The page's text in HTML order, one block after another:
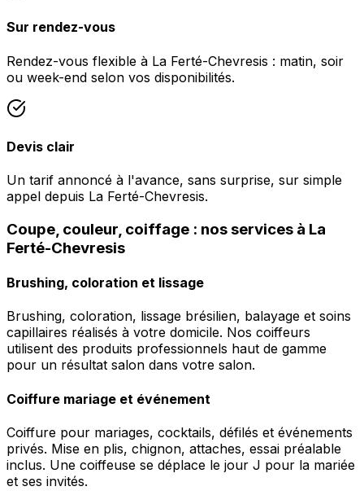
Sur rendez-vous
Rendez-vous flexible à La Ferté-Chevresis : matin, soir
ou week-end selon vos disponibilités.
Devis clair
Un tarif annoncé à l'avance, sans surprise, sur simple
appel depuis La Ferté-Chevresis.
Coupe, couleur, coiffage : nos services à La
Ferté-Chevresis
Brushing, coloration et lissage
Brushing, coloration, lissage brésilien, balayage et soins
capillaires réalisés à votre domicile. Nos coiffeurs
utilisent des produits professionnels haut de gamme
pour un résultat salon dans votre salon.
Coiffure mariage et événement
Coiffure pour mariages, cocktails, défilés et événements
privés. Mise en plis, chignon, attaches, essai préalable
inclus. Une coiffeuse se déplace le jour J pour la mariée
et ses invités.